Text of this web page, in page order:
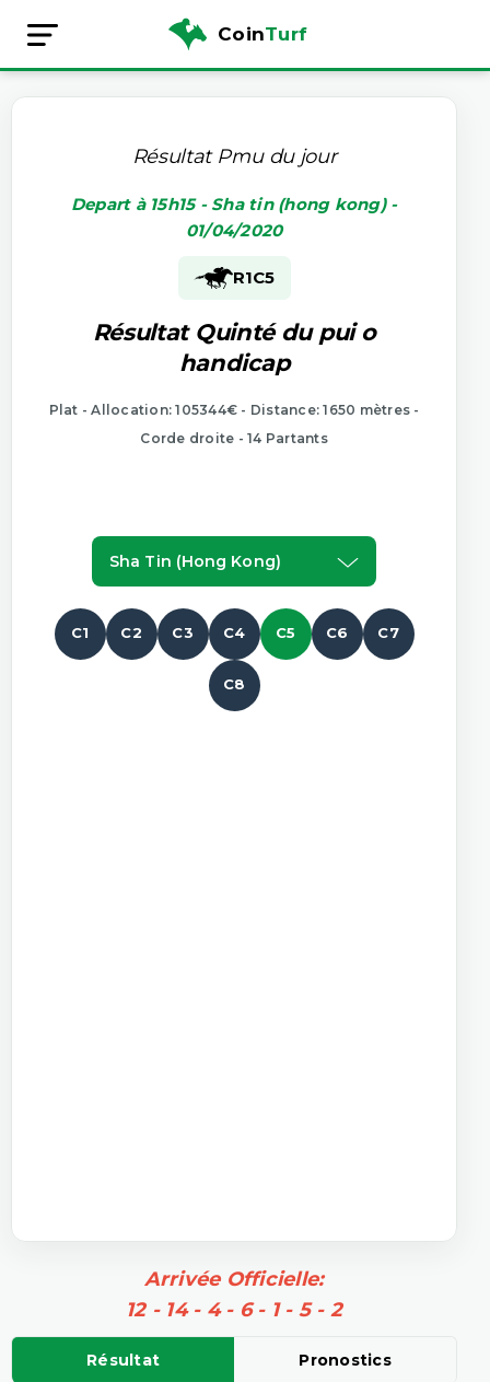
CoinTurf
Résultat Pmu du jour
Depart à 15h15 - Sha tin (hong kong) -
01/04/2020
R1C5
Résultat Quinté du pui o
handicap
Plat - Allocation: 105344€ - Distance: 1650 mètres -
Corde droite - 14 Partants
Sha Tin (hong Kong)
C1 C2 C3 C4 C5 C6 C7
C8
Arrivée Officielle:
12 - 14 - 4 - 6 - 1 - 5 - 2
Résultat Pronostics